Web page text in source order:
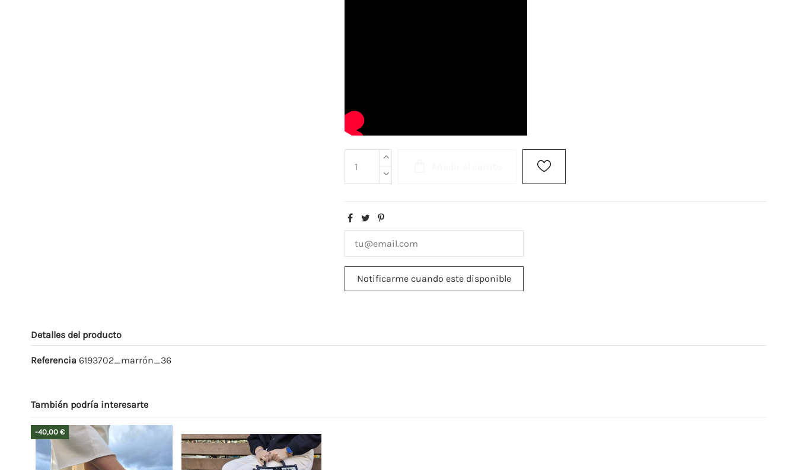
Detalles del producto
Referencia 6193702_marrón_36
También podría interesarte
-40,00 €